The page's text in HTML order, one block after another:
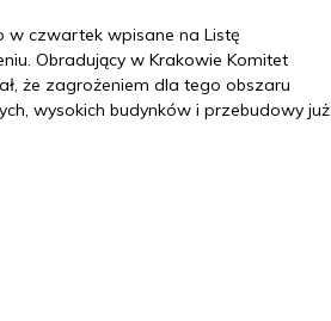
w czwartek wpisane na Listę
Obradujący w Krakowie Komitet
że zagrożeniem dla tego obszaru
wysokich budynków i przebudowy już